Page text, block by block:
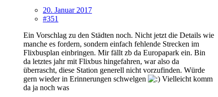
20. Januar 2017
#351
Ein Vorschlag zu den Städten noch. Nicht jetzt die Details wie
manche es fordern, sondern einfach fehlende Strecken im
Flixbusplan einbringen. Mir fällt zb da Europapark ein. Bin
da letztes jahr mit Flixbus hingefahren, war also da
überrascht, diese Station generell nicht vorzufinden. Würde
gern wieder in Erinnerungen schwelgen
Vielleicht komm
da ja noch was